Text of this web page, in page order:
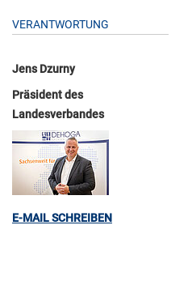
VERANTWORTUNG
Jens Dzurny
Präsident des
Landesverbandes
E-MAIL SCHREIBEN